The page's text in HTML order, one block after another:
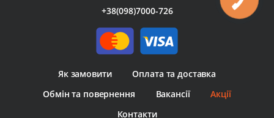
+38(098)7000-726
Як замовити
Оплата та доставка
Обмін та повернення
Вакансії
Акції
Контакти